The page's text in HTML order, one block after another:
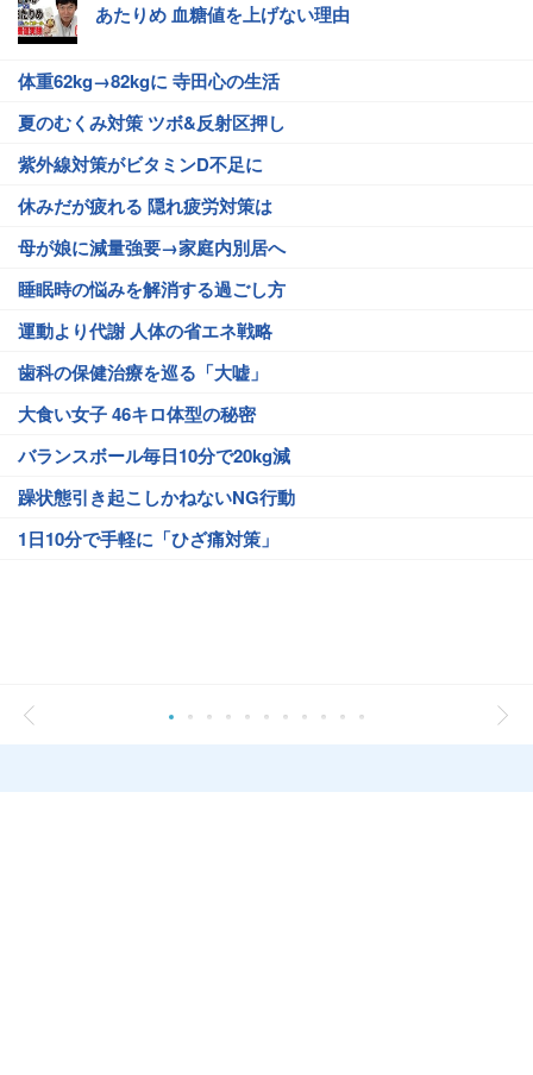
あたりめ 血糖値を上げない理由
体重62kg→82kgに 寺田心の生活
夏のむくみ対策 ツボ&反射区押し
紫外線対策がビタミンD不足に
休みだが疲れる 隠れ疲労対策は
母が娘に減量強要→家庭内別居へ
睡眠時の悩みを解消する過ごし方
運動より代謝 人体の省エネ戦略
歯科の保健治療を巡る「大嘘」
大食い女子 46キロ体型の秘密
バランスボール毎日10分で20kg減
躁状態引き起こしかねないNG行動
1日10分で手軽に「ひざ痛対策」